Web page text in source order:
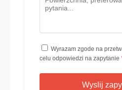
Wyrazam zgode na
celu odpowiedzi na zapytanie
Wyslij